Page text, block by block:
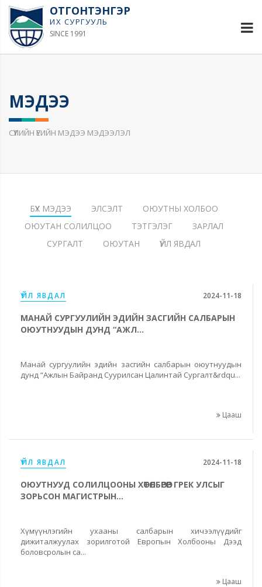
ОТГОНТЭНГЭР
ИХ СУРГУУЛЬ
SINCE 1991
МЭДЭЭ
СҮҮЛИЙН ҮЕИЙН МЭДЭЭ МЭДЭЭЛЭЛ
БҮХ МЭДЭЭ ЭЛСЭЛТ
ОЮУТНЫ ХОЛБОО
ОЮУТАН СОЛИЛЦОО
ТЭТГЭЛЭГ
ЗАРЛАЛ
СУРГАЛТ
ОЮУТАН ҮЙЛ ЯВДАЛ
ҮЙЛ ЯВДАЛ 2024-11-18
МАНАЙ СУРГУУЛИЙН ЭДИЙН ЗАСГИЙН САЛБАРЫН
ОЮУТНУУДЫН ДУНД “АЖЛ...
Манай сургуулийн эдийн засгийн салбарын оюутнуудын
дунд “Ажлын Байранд Суурилсан Цалинтай Сургалт&rdqu...
Цааш
ҮЙЛ ЯВДАЛ 2024-11-18
ОЮУТНУУД СОЛИЛЦООНЫ ХӨТӨЛБӨРӨӨР ГРЕК УЛСЫГ
ЗОРЬСОН МАГИСТРЫН...
Хүмүүнлэгийн ухааны салбарын хичээлүүдийг
дижиталжуулах зорилготой Европын Холбооны Дээд
боловсролын са...
Цааш